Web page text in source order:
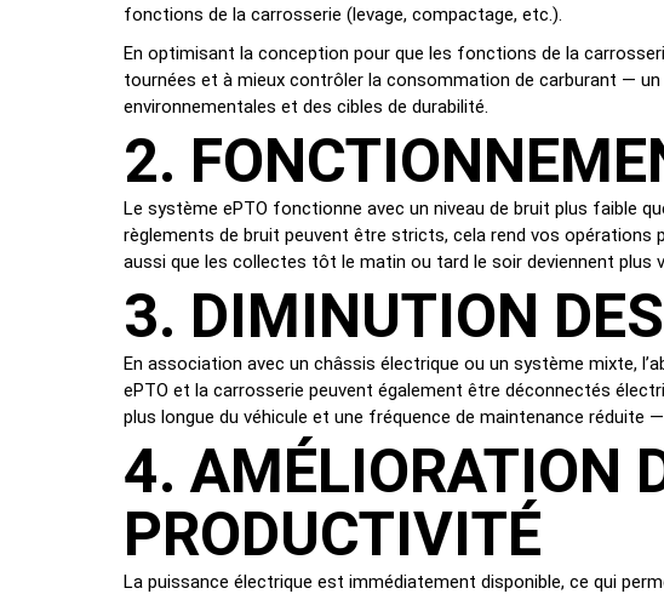
fonctions de la carrosserie (levage, compactage, etc.).
En optimisant la conception pour que les fonctions de la
tournées et à mieux contrôler la consommation de carburant —
environnementales et des cibles de durabilité.
2.
Le système ePTO fonctionne avec un niveau de bruit plus faible
règlements de bruit peuvent être stricts, cela rend vos
aussi que les collectes tôt le matin ou tard le soir deviennent plus
3. DIMINUTION
En association avec un châssis électrique ou un système mixte,
ePTO et la carrosserie peuvent également être déconnectés
plus longue du véhicule et une fréquence de maintenance
4. AMÉLIORATION
PRODUCTIVITÉ
La puissance électrique est immédiatement disponible, ce qui